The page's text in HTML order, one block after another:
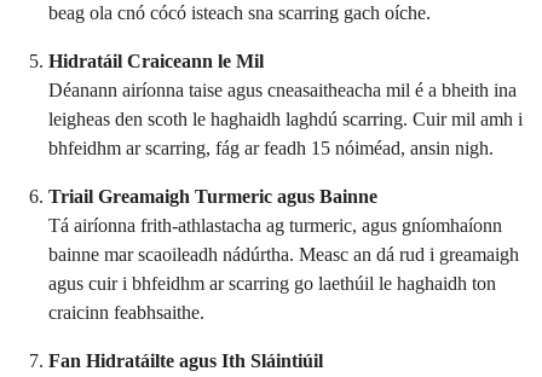
beag ola cnó cócó isteach sna scarring gach oíche.
Hidratáil Craiceann le Mil
Déanann airíonna taise agus cneasaitheacha mil é a bheith ina
leigheas den scoth le haghaidh laghdú scarring. Cuir mil amh i
bhfeidhm ar scarring, fág ar feadh 15 nóiméad, ansin nigh.
Triail Greamaigh Turmeric agus Bainne
Tá airíonna frith-athlastacha ag turmeric, agus gníomhaíonn
bainne mar scaoileadh nádúrtha. Measc an dá rud i greamaigh
agus cuir i bhfeidhm ar scarring go laethúil le haghaidh ton
craicinn feabhsaithe.
Fan Hidratáilte agus Ith Sláintiúil